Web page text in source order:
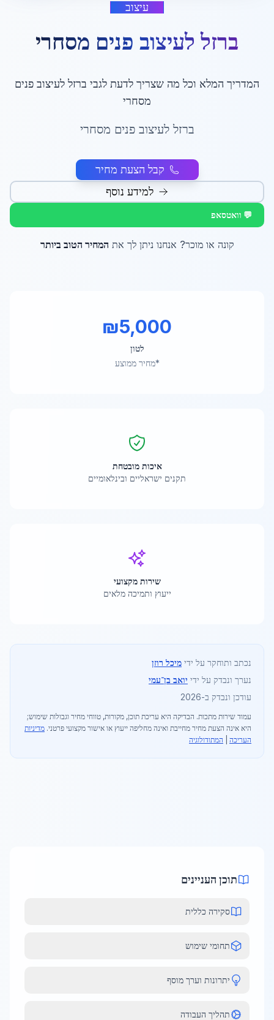
עיצוב
ברזל לעיצוב פנים מסחרי
המדריך המלא וכל מה שצריך לדעת לגבי ברזל לעיצוב פנים
מסחרי
ברזל לעיצוב פנים מסחרי
קבל הצעת מחיר
למידע נוסף
💬 וואטסאפ
קונה או מוכר? אנחנו ניתן לך את המחיר הטוב ביותר
₪5,000
לטון
*מחיר ממוצע
איכות מובטחת
תקנים ישראליים ובינלאומיים
שירות מקצועי
ייעוץ ותמיכה מלאים
נכתב ותוחקר על ידי מיכל רוזן
נערך ונבדק על ידי יואב בן־עמי
עודכן ונבדק ב-2026
עמוד שירות מתכות. הבדיקה היא עריכת תוכן, מקורות, טווחי מחיר וגבולות שימוש;
היא אינה הצעת מחיר מחייבת ואינה מחליפה ייעוץ או אישור מקצועי פרטני. מדיניות
העריכה
המתודולוגיה
תוכן העניינים
סקירה כללית
תחומי שימוש
יתרונות וערך מוסף
תהליך העבודה